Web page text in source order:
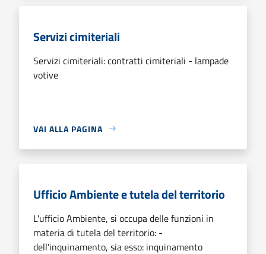
Servizi cimiteriali
Servizi cimiteriali: contratti cimiteriali - lampade
votive
VAI ALLA PAGINA
Ufficio Ambiente e tutela del territorio
L'ufficio Ambiente, si occupa delle funzioni in
materia di tutela del territorio: -
dell'inquinamento, sia esso: inquinamento